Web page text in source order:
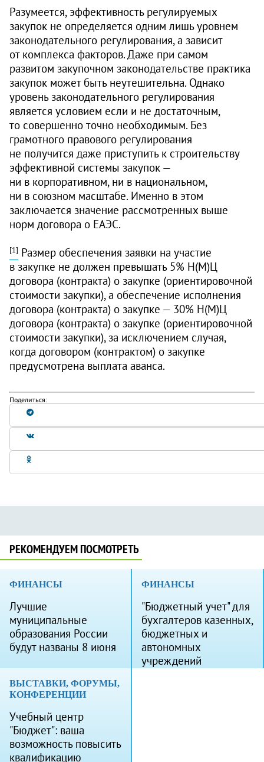
Разумеется, эффективность регулируемых
закупок не определяется одним лишь уровнем
законодательного регулирования, а зависит
от комплекса факторов. Даже при самом
развитом закупочном законодательстве практика
закупок может быть неутешительна. Однако
уровень законодательного регулирования
является условием если и не достаточным,
то совершенно точно необходимым. Без
грамотного правового регулирования
не получится даже приступить к строительству
эффективной системы закупок —
ни в корпоративном, ни в национальном,
ни в союзном масштабе. Именно в этом
заключается значение рассмотренных выше
норм договора о ЕАЭС.
[1] Размер обеспечения заявки на участие
в закупке не должен превышать 5% Н(М)Ц
договора (контракта) о закупке (ориентировочной
стоимости закупки), а обеспечение исполнения
договора (контракта) о закупке — 30% Н(М)Ц
договора (контракта) о закупке (ориентировочной
стоимости закупки), за исключением случая,
когда договором (контрактом) о закупке
предусмотрена выплата аванса.
Поделиться:
РЕКОМЕНДУЕМ ПОСМОТРЕТЬ
ФИНАНСЫ
Лучшие
муниципальные
образования России
будут названы 8 июня
ФИНАНСЫ
"Бюджетный учет" для
бухгалтеров казенных,
бюджетных и
автономных
учреждений
ВЫСТАВКИ, ФОРУМЫ,
КОНФЕРЕНЦИИ
Учебный центр
"Бюджет": ваша
возможность повысить
квалификацию